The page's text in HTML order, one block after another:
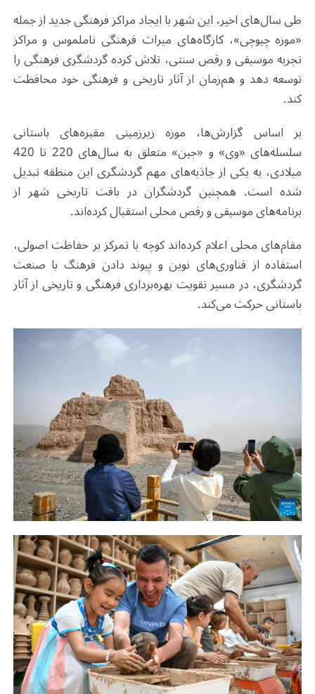
طی سال‌های اخیر، این شهر با ایجاد مراکز فرهنگی جدید از جمله
«موزه چیوچی»، کارگاه‌های میراث فرهنگی ناملموس و مراکز
تجربه موسیقی و رقص سنتی، تلاش کرده گردشگری فرهنگی را
توسعه دهد و هم‌زمان از آثار تاریخی و فرهنگی خود محافظت
کند.
بر اساس گزارش‌ها، موزه زیرزمینی مقبره‌های باستانی
سلسله‌های «وی» و «جین» متعلق به سال‌های 220 تا 420
میلادی، به یکی از جاذبه‌های مهم گردشگری این منطقه تبدیل
شده است. همچنین گردشگران در بافت تاریخی شهر از
برنامه‌های موسیقی و رقص محلی استقبال کرده‌اند.
مقام‌های محلی اعلام کرده‌اند کوچه با تمرکز بر حفاظت اصولی،
استفاده از فناوری‌های نوین و پیوند دادن فرهنگ با صنعت
گردشگری، در مسیر تقویت بهره‌برداری فرهنگی و تاریخی از آثار
باستانی حرکت می‌کند.